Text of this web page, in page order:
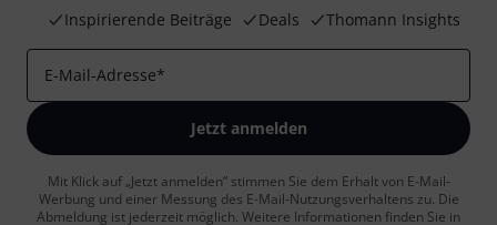
Inspirierende Beiträge
Deals Thomann Insights
E-Mail-Adresse*
Jetzt anmelden
Mit Klick auf „Jetzt anmelden“ stimmen Sie dem Erhalt von E-Mail-
Werbung und einer Messung des E-Mail-Nutzungsverhaltens zu. Die
Abmeldung ist jederzeit möglich. Weitere Informationen finden Sie in